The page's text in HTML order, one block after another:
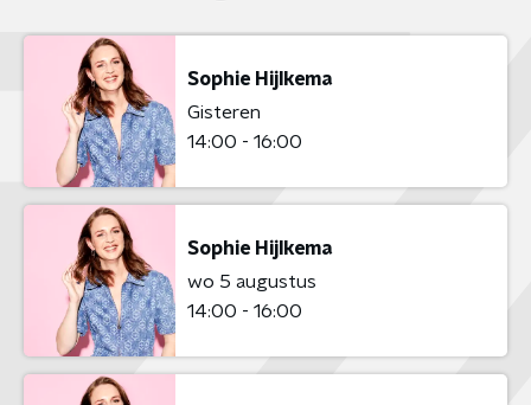
Sophie Hijlkema
Gisteren
14:00 - 16:00
Sophie Hijlkema
wo 5 augustus
14:00 - 16:00